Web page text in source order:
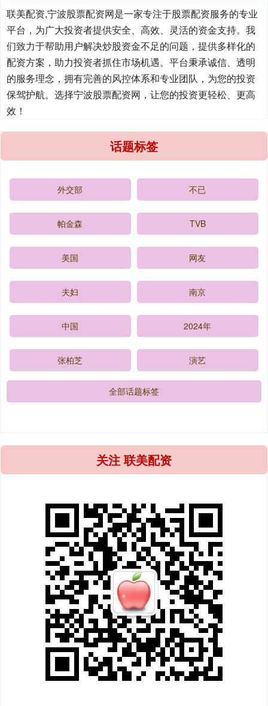
联美配资,宁波股票配资网是一家专注于股票配资服务的专业
平台，为广大投资者提供安全、高效、灵活的资金支持。我
们致力于帮助用户解决炒股资金不足的问题，提供多样化的
配资方案，助力投资者抓住市场机遇。平台秉承诚信、透明
的服务理念，拥有完善的风控体系和专业团队，为您的投资
保驾护航。选择宁波股票配资网，让您的投资更轻松、更高
效！
话题标签
外交部 不已
帕金森 TVB
美国 网友
夫妇 南京
中国 2024年
张柏芝 演艺
全部话题标签
关注 联美配资